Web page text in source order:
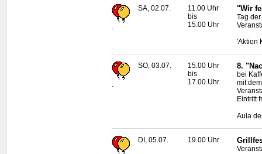
SA, 02.07.
11.00 Uhr
bis
15.00 Uhr
"Wir
Tag
'Aktion
.
SO, 03.07.
15.00 Uhr
bis
17.00 Uhr
8.
bei
mit
Eintritt
Aula
DI, 05.07. 19.00 Uhr